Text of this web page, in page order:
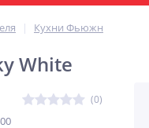
Кухни Фьюжн
White
(0)